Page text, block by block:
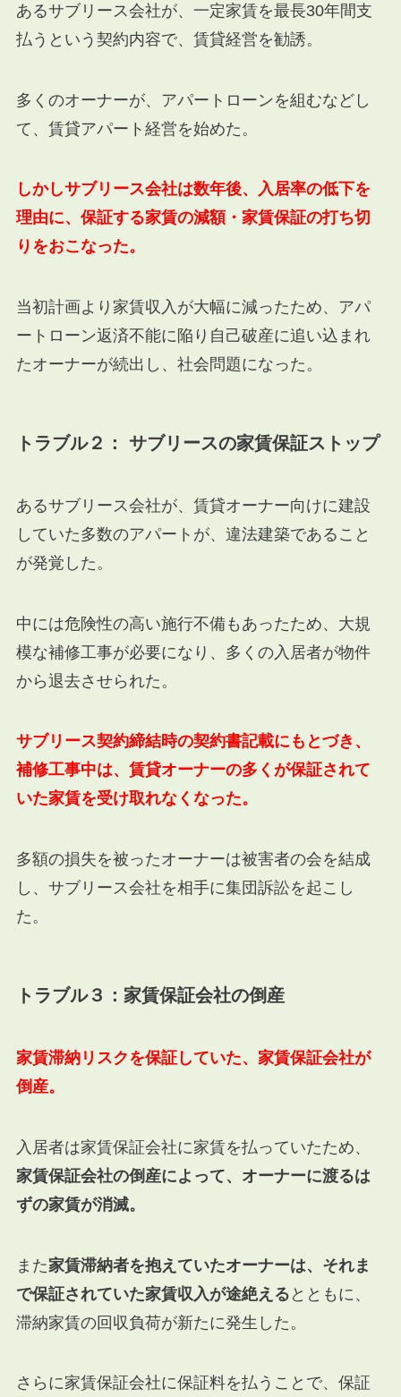
あるサブリース会社が、一定家賃を最長30年間支
払うという契約内容で、賃貸経営を勧誘。
多くのオーナーが、アパートローンを組むなどし
て、賃貸アパート経営を始めた。
しかしサブリース会社は数年後、入居率の低下を
理由に、保証する家賃の減額・家賃保証の打ち切
りをおこなった。
当初計画より家賃収入が大幅に減ったため、アパ
ートローン返済不能に陥り自己破産に追い込まれ
たオーナーが続出し、社会問題になった。
トラブル２： サブリースの家賃保証ストップ
あるサブリース会社が、賃貸オーナー向けに建設
していた多数のアパートが、違法建築であること
が発覚した。
中には危険性の高い施行不備もあったため、大規
模な補修工事が必要になり、多くの入居者が物件
から退去させられた。
サブリース契約締結時の契約書記載にもとづき、
補修工事中は、賃貸オーナーの多くが保証されて
いた家賃を受け取れなくなった。
多額の損失を被ったオーナーは被害者の会を結成
し、サブリース会社を相手に集団訴訟を起こし
た。
トラブル３：家賃保証会社の倒産
家賃滞納リスクを保証していた、家賃保証会社が
倒産。
入居者は家賃保証会社に家賃を払っていたため、
家賃保証会社の倒産によって、オーナーに渡るは
ずの家賃が消滅。
また家賃滞納者を抱えていたオーナーは、それま
で保証されていた家賃収入が途絶える とともに、
滞納家賃の回収負荷が新たに発生した。
さらに家賃保証会社に保証料を払うことで、保証